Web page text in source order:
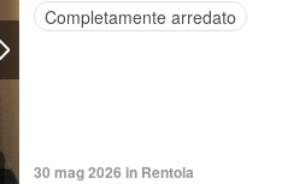
Completamente arredato
30 mag 2026 in Rentola